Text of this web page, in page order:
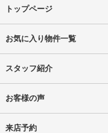
トップページ
お気に入り物件一覧
スタッフ紹介
お客様の声
来店予約